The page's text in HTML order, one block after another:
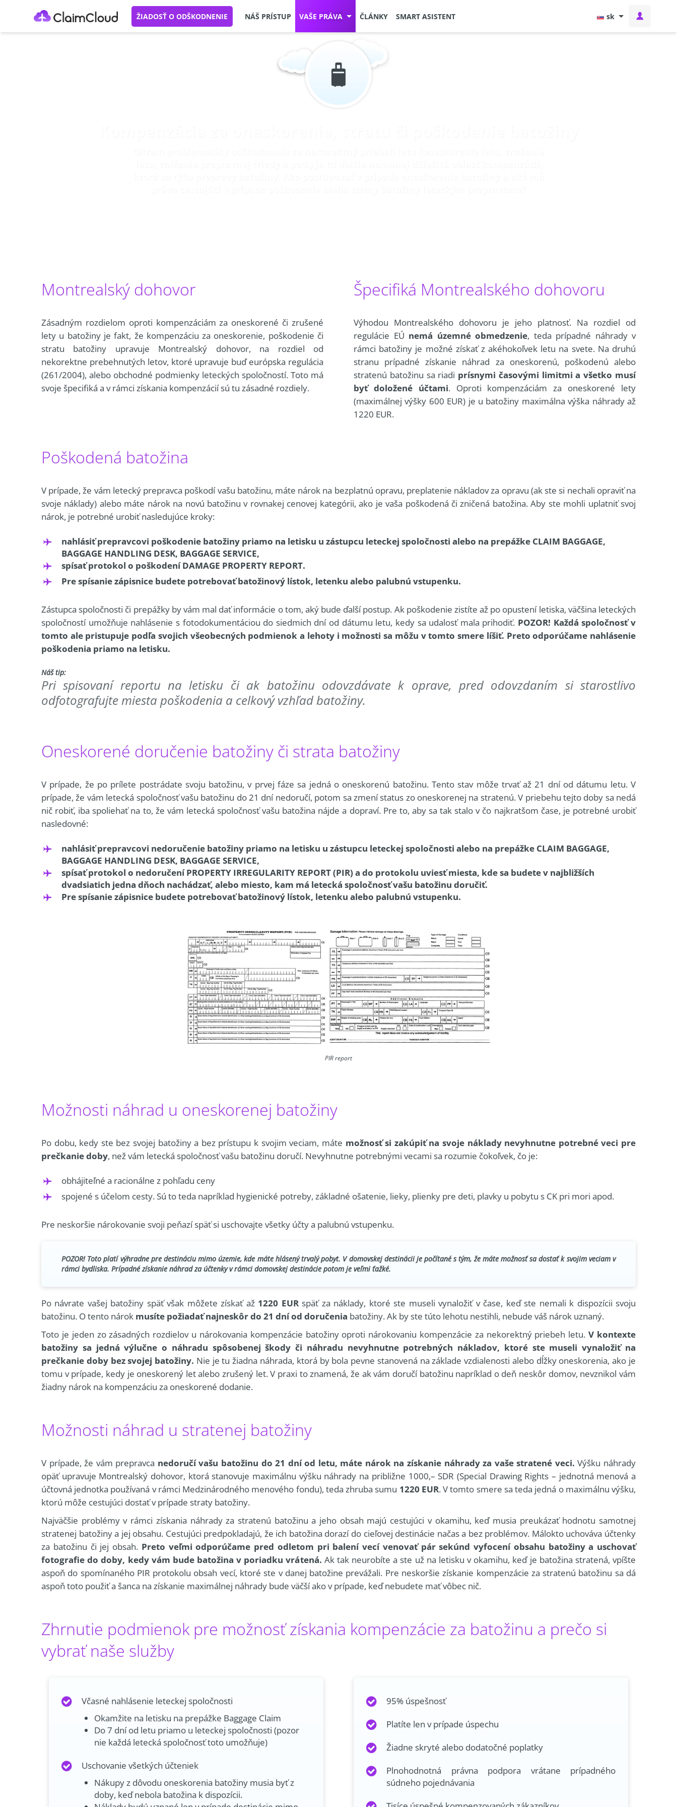
ŽIADOSŤ O ODŠKODNENIE NÁŠ PRÍSTUP VAŠE PRÁVA ČLÁNKY SMART ASISTENT sk
Montrealský dohovor
Zásadným rozdielom oproti kompenzáciám za oneskorené či zrušené
lety u batožiny je fakt, že kompenzáciu za oneskorenie, poškodenie či
stratu batožiny upravuje Montrealský dohovor, na rozdiel od
nekorektne prebehnutých letov, ktoré upravuje buď európska regulácia
(261/2004), alebo obchodné podmienky leteckých spoločností. Toto má
svoje špecifiká a v rámci získania kompenzácií sú tu zásadné rozdiely.
Špecifiká Montrealského dohovoru
Výhodou Montrealského dohovoru je jeho platnosť. Na rozdiel od
regulácie EÚ nemá územné obmedzenie, teda prípadné náhrady v
rámci batožiny je možné získať z akéhokoľvek letu na svete. Na druhú
stranu prípadné získanie náhrad za oneskorenú, poškodenú alebo
stratenú batožinu sa riadi prísnymi časovými limitmi a všetko musí
byť doložené účtami. Oproti kompenzáciám za oneskorené lety
(maximálnej výšky 600 EUR) je u batožiny maximálna výška náhrady až
1220 EUR.
Poškodená batožina
V prípade, že vám letecký prepravca poškodí vašu batožinu, máte nárok na bezplatnú opravu, preplatenie nákladov za opravu (ak ste si nechali opraviť na
svoje náklady) alebo máte nárok na novú batožinu v rovnakej cenovej kategórii, ako je vaša poškodená či zničená batožina. Aby ste mohli uplatniť svoj
nárok, je potrebné urobiť nasledujúce kroky:
nahlásiť prepravcovi poškodenie batožiny priamo na letisku u zástupcu leteckej spoločnosti alebo na prepážke CLAIM BAGGAGE,
BAGGAGE HANDLING DESK, BAGGAGE SERVICE,
spísať protokol o poškodení DAMAGE PROPERTY REPORT.
Pre spísanie zápisnice budete potrebovať batožinový lístok, letenku alebo palubnú vstupenku.
Zástupca spoločnosti či prepážky by vám mal dať informácie o tom, aký bude ďalší postup. Ak poškodenie zistíte až po opustení letiska, väčšina leteckých
spoločností umožňuje nahlásenie s fotodokumentáciou do siedmich dní od dátumu letu, kedy sa udalosť mala prihodiť. POZOR! Každá spoločnosť v
tomto ale pristupuje podľa svojich všeobecných podmienok a lehoty i možnosti sa môžu v tomto smere líšiť. Preto odporúčame nahlásenie
poškodenia priamo na letisku.
Náš tip:
Pri spisovaní reportu na letisku či ak batožinu odovzdávate k oprave, pred odovzdaním si starostlivo
odfotografujte miesta poškodenia a celkový vzhľad batožiny.
Oneskorené doručenie batožiny či strata batožiny
V prípade, že po prílete postrádate svoju batožinu, v prvej fáze sa jedná o oneskorenú batožinu. Tento stav môže trvať až 21 dní od dátumu letu. V
prípade, že vám letecká spoločnosť vašu batožinu do 21 dní nedoručí, potom sa zmení status zo oneskorenej na stratenú. V priebehu tejto doby sa nedá
nič robiť, iba spoliehať na to, že vám letecká spoločnosť vašu batožina nájde a dopraví. Pre to, aby sa tak stalo v čo najkratšom čase, je potrebné urobiť
nasledovné:
nahlásiť prepravcovi nedoručenie batožiny priamo na letisku u zástupcu leteckej spoločnosti alebo na prepážke CLAIM BAGGAGE,
BAGGAGE HANDLING DESK, BAGGAGE SERVICE,
spísať protokol o nedoručení PROPERTY IRREGULARITY REPORT (PIR) a do protokolu uviesť miesta, kde sa budete v najbližších
dvadsiatich jedna dňoch nachádzať, alebo miesto, kam má letecká spoločnosť vašu batožinu doručiť.
Pre spísanie zápisnice budete potrebovať batožinový lístok, letenku alebo palubnú vstupenku.
PIR report
Možnosti náhrad u oneskorenej batožiny
Po dobu, kedy ste bez svojej batožiny a bez prístupu k svojim veciam, máte možnosť si zakúpiť na svoje náklady nevyhnutne potrebné veci pre
prečkanie doby, než vám letecká spoločnosť vašu batožinu doručí. Nevyhnutne potrebnými vecami sa rozumie čokoľvek, čo je:
obhájiteľné a racionálne z pohľadu ceny
spojené s účelom cesty. Sú to teda napríklad hygienické potreby, základné ošatenie, lieky, plienky pre deti, plavky u pobytu s CK pri mori apod.
Pre neskoršie nárokovanie svoji peňazí späť si uschovajte všetky účty a palubnú vstupenku.
POZOR! Toto platí výhradne pre destináciu mimo územie, kde máte hlásený trvalý pobyt. V domovskej destinácii je počítané s tým, že máte možnosť sa dostať k svojim veciam v
rámci bydliska. Prípadné získanie náhrad za účtenky v rámci domovskej destinácie potom je veľmi ťažké.
Po návrate vašej batožiny späť však môžete získať až 1220 EURspäť za náklady, ktoré ste museli vynaložiť v čase, keď ste nemali k dispozícii svoju
batožinu. O tento nárok musíte požiadať najneskôr do 21 dní od doručenia batožiny. Ak by ste túto lehotu nestihli, nebude váš nárok uznaný.
Toto je jeden zo zásadných rozdielov u nárokovania kompenzácie batožiny oproti nárokovaniu kompenzácie za nekorektný priebeh letu.V kontexte
batožiny sa jedná výlučne o náhradu spôsobenej škody či náhradu nevyhnutne potrebných nákladov, ktoré ste museli vynaložiť na
prečkanie doby bez svojej batožiny. Nie je tu žiadna náhrada, ktorá by bola pevne stanovená na základe vzdialenosti alebo dĺžky oneskorenia, ako je
tomu v prípade, kedy je oneskorený let alebo zrušený let. V praxi to znamená, že ak vám doručí batožinu napríklad o deň neskôr domov, nevznikol vám
žiadny nárok na kompenzáciu za oneskorené dodanie.
Možnosti náhrad u stratenej batožiny
V prípade, že vám prepravca nedoručí vašu batožinu do 21 dní od letu, máte nárok na získanie náhrady za vaše stratené veci. Výšku náhrady
opäť upravuje Montrealský dohovor, ktorá stanovuje maximálnu výšku náhrady na približne 1000,– SDR (Special Drawing Rights – jednotná menová a
účtovná jednotka používaná v rámci Medzinárodného menového fondu), teda zhruba sumu 1220 EUR. V tomto smere sa teda jedná o maximálnu výšku,
ktorú môže cestujúci dostať v prípade straty batožiny.
Najväčšie problémy v rámci získania náhrady za stratenú batožinu a jeho obsah majú cestujúci v okamihu, keď musia preukázať hodnotu samotnej
stratenej batožiny a jej obsahu. Cestujúci predpokladajú, že ich batožina dorazí do cieľovej destinácie načas a bez problémov. Málokto uchováva účtenky
za batožinu či jej obsah. Preto veľmi odporúčame pred odletom pri balení vecí venovať pár sekúnd vyfocení obsahu batožiny a uschovať
fotografie do doby, kedy vám bude batožina v poriadku vrátená. Ak tak neurobíte a ste už na letisku v okamihu, keď je batožina stratená, vpíšte
aspoň do spomínaného PIR protokolu obsah vecí, ktoré ste v danej batožine prevážali. Pre neskoršie získanie kompenzácie za stratenú batožinu sa dá
aspoň toto použiť a šanca na získanie maximálnej náhrady bude väčší ako v prípade, keď nebudete mať vôbec nič.
Zhrnutie podmienok pre možnosť získania kompenzácie za batožinu a prečo si
vybrať naše služby
Včasné nahlásenie leteckej spoločnosti
Okamžite na letisku na prepážke Baggage Claim
Do 7 dní od letu priamo u leteckej spoločnosti (pozor
nie každá letecká spoločnosť toto umožňuje)
Uschovanie všetkých účteniek
Nákupy z dôvodu oneskorenia batožiny musia byť z
doby, keď nebola batožina k dispozícii.
95% úspešnosť
Platíte len v prípade úspechu
Žiadne skryté alebo dodatočné poplatky
Plnohodnotná právna podpora vrátane prípadného
súdneho pojednávania